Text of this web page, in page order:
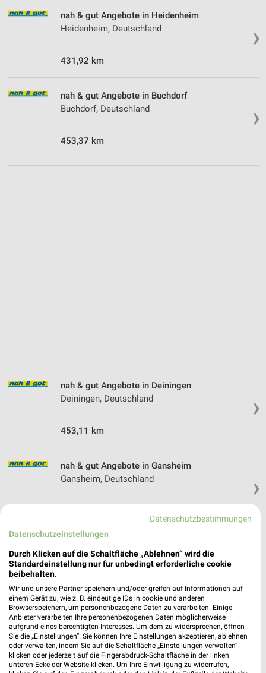
❯
nah & gut Angebote in Heidenheim
Heidenheim, Deutschland
431,92 km
❯
nah & gut Angebote in Buchdorf
Buchdorf, Deutschland
453,37 km
❯
nah & gut Angebote in Deiningen
Deiningen, Deutschland
453,11 km
❯
nah & gut Angebote in Gansheim
Gansheim, Deutschland
Supermärkte Angebote für Wolferstadt und
Umgebung
8 Prospekte
Kaufland EDEKA
Datenschutzbestimmungen
Datenschutzeinstellungen
Durch Klicken auf die Schaltfläche „Ablehnen“ wird die
Standardeinstellung nur für unbedingt erforderliche cookie
beibehalten.
Wir und unsere Partner speichern und/oder greifen auf Informationen auf
einem Gerät zu, wie z. B. eindeutige IDs in cookie und anderen
Browserspeichern, um personenbezogene Daten zu verarbeiten. Einige
Anbieter verarbeiten Ihre personenbezogenen Daten möglicherweise
aufgrund eines berechtigten Interesses. Um dem zu widersprechen, öffnen
Sie die „Einstellungen“. Sie können Ihre Einstellungen akzeptieren, ablehnen
oder verwalten, indem Sie auf die Schaltfläche „Einstellungen verwalten“
klicken oder jederzeit auf die Fingerabdruck-Schaltfläche in der linken
unteren Ecke der Website klicken. Um Ihre Einwilligung zu widerrufen,